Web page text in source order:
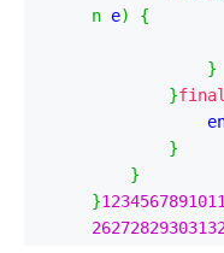
n e) {
}
}
}
}
}